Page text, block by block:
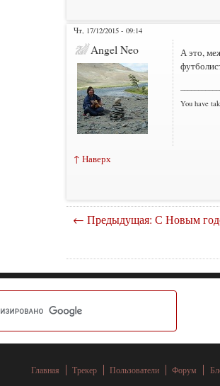
Чт, 17/12/2015 - 09:14
Angel Neo
А это,
You have
↑ Наверх
← Предыдущая: С Новым
Главная Трекер Пользователи Форум